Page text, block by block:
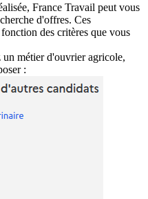
France Travail peut vous
d'offres. Ces
des critères que vous
un métier d'ouvrier agricole,
: